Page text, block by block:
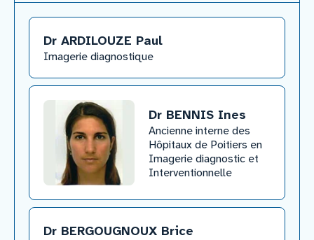
Dr ARDILOUZE Paul
​Imagerie diagnostique
Dr BENNIS Ines
​Ancienne interne des
Hôpitaux de Poitiers en
Imagerie diagnostic et
Interventionnelle​
Dr BERGOUGNOUX Brice